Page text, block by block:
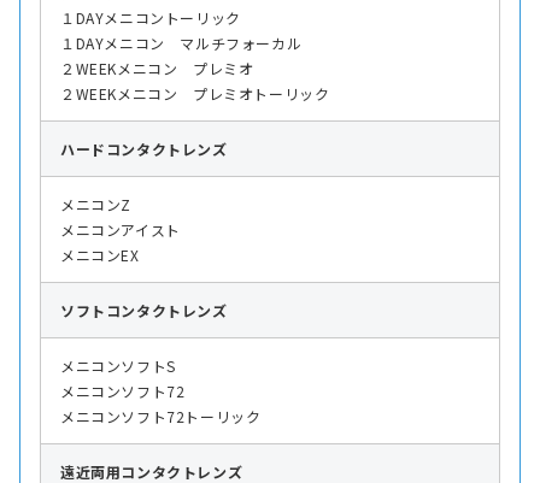
１DAYメニコントーリック
１DAYメニコン マルチフォーカル
２WEEKメニコン プレミオ
２WEEKメニコン プレミオトーリック
ハード コンタクトレンズ
メニコンZ
メニコンアイスト
メニコンEX
ソフト コンタクトレンズ
メニコンソフトS
メニコンソフト72
メニコンソフト72トーリック
遠近両用コンタクトレンズ